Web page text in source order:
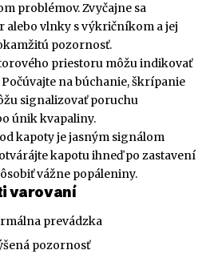
problémov. Zvyčajne sa
alebo vlnky s výkričníkom a jej
pozornosť.
priestoru môžu indikovať
na búchanie, škrípanie
signalizovať poruchu
únik kvapaliny.
kapoty je jasným signálom
kapotu ihneď po zastavení
vážne popáleniny.
varovaní
prevádzka
pozornosť